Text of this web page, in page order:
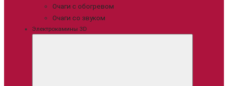
Очаги с обогревом
Очаги со звуком
Электрокамины 3D